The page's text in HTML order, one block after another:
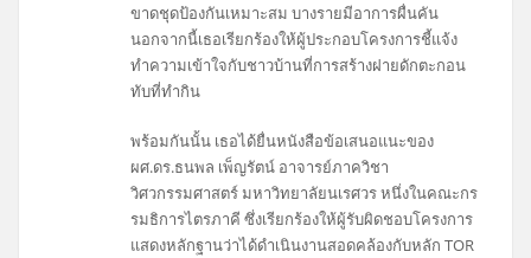
ขาดชุดป้องกันเหมาะสม บางรายมีอาการผื่นคัน
นอกจากนี้เธอเรียกร้องให้ผู้ประกอบโครงการชี้แจ้ง
ทำความเข้าใจกับชาวบ้านที่การสร้างฝายดักตะกอน
ทับที่ทำกิน
พร้อมกันนั้น เธอได้ยื่นหนังสือข้อเสนอแนะของ
ผศ.ดร.ธนพล เพ็ญรัตน์ อาจารย์ภาควิชา
วิศวกรรมศาสตร์ มหาวิทยาลัยนเรศวร หนึ่งในคณะกร
รมธิการไตรภาคี ซึ่งเรียกร้องให้ผู้รับผิดชอบโครงการ
แสดงหลักฐานว่าได้ดำเนินงานสอดคล้องกับหลัก TOR